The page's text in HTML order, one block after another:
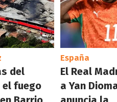
del
el fuego
España
El Real
a Yan